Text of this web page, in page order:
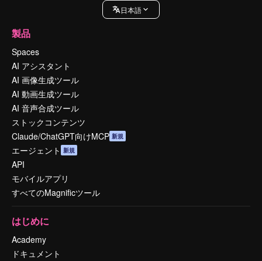
日本語
製品
Spaces
AI アシスタント
AI 画像生成ツール
AI 動画生成ツール
AI 音声合成ツール
ストックコンテンツ
Claude/ChatGPT向けMCP 新規
エージェント 新規
API
モバイルアプリ
すべてのMagnificツール
はじめに
Academy
ドキュメント